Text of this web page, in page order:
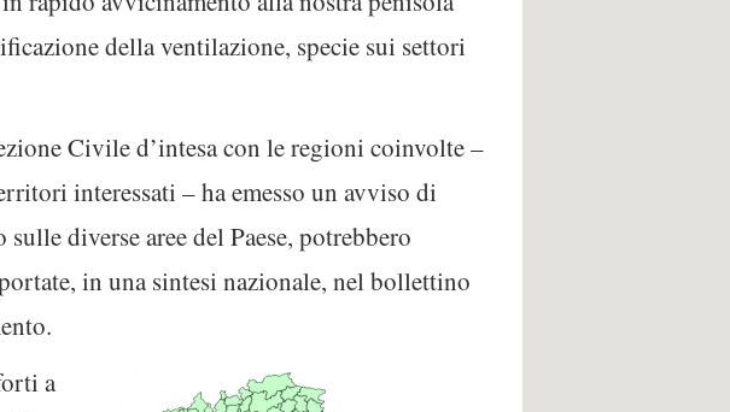
della ventilazione, specie sui settori
Civile d’intesa con le regioni coinvolte –
interessati – ha emesso un avviso di
diverse aree del Paese, potrebbero
in una sintesi nazionale, nel bollettino
a